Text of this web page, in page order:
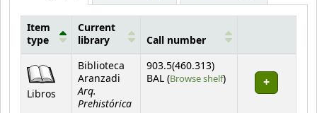
Item
type
Current
library
Call number
Libros
Biblioteca
Aranzadi
Arq.
Prehistórica
903.5(460.313)
BAL (Browse shelf(Opens below)
)